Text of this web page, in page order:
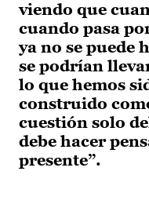
viendo que
cuando pasa
ya no se puede
se podrían
lo que hemos
construido
cuestión solo
debe hacer
presente”.